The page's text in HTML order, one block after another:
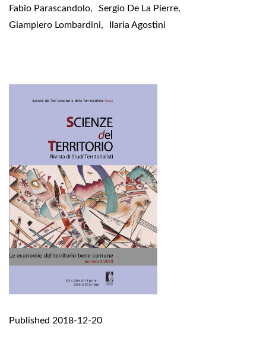
Fabio Parascandolo, Sergio De La Pierre,
Giampiero Lombardini, Ilaria Agostini
Published 2018-12-20